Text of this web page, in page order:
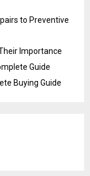
to Preventive
Importance
Guide
Buying Guide